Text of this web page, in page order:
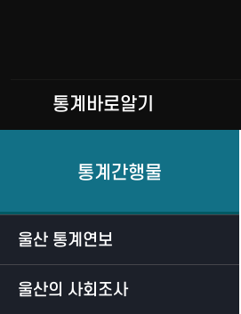
통계바로알기
통계간행물
울산 통계연보
울산의 사회조사